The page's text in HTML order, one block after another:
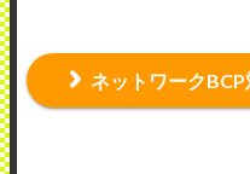
ネットワーク